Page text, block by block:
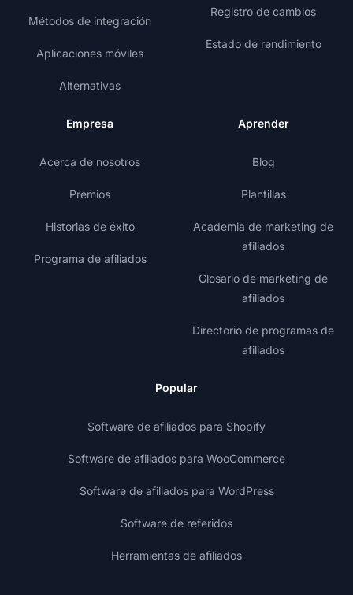
Métodos de integración
Aplicaciones móviles
Alternativas
Registro de cambios
Estado de rendimiento
Empresa
Acerca de nosotros
Premios
Historias de éxito
Programa de afiliados
Aprender
Blog
Plantillas
Academia de marketing de
afiliados
Glosario de marketing de
afiliados
Directorio de programas de
afiliados
Popular
Software de afiliados para Shopify
Software de afiliados para WooCommerce
Software de afiliados para WordPress
Software de referidos
Herramientas de afiliados